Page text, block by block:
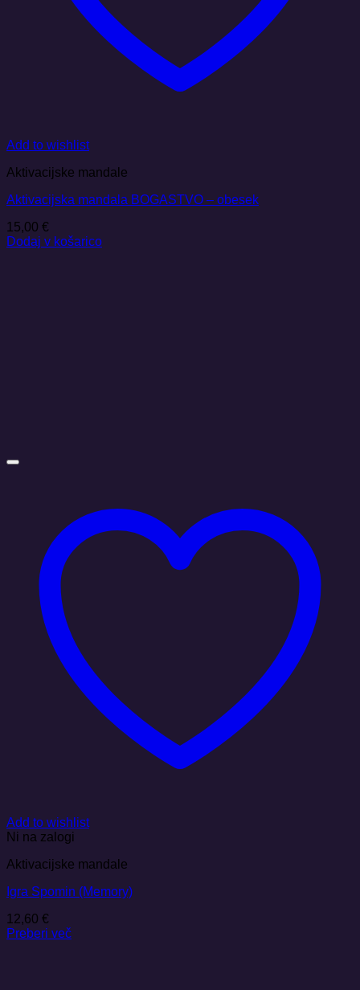
Add to wishlist
Aktivacijske mandale
Aktivacijska mandala BOGASTVO – obesek
15,00 €
Dodaj v košarico
Add to wishlist
Ni na zalogi
Aktivacijske mandale
Igra Spomin (Memory)
12,60 €
Preberi več